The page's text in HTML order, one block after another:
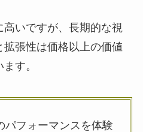
いですが、長期的な視
張性は価格以上の価値
す。
パフォーマンスを体験